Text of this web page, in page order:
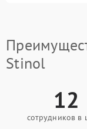
Stinol
12
сотрудников в